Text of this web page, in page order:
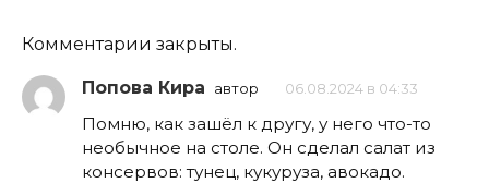
Комментарии закрыты.
Попова Кира автор 06.08.2024 в 04:33
Помню, как зашёл к другу, у него что-то
необычное на столе. Он сделал салат из
консервов: тунец, кукуруза, авокадо.